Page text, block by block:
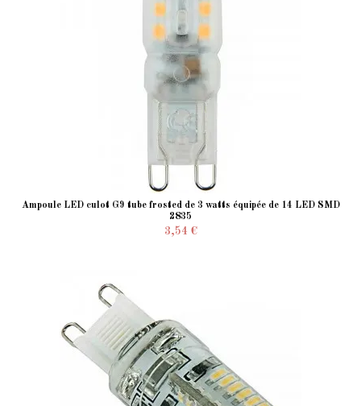
Ampoule LED culot G9 tube frosted de 3 watts équipée de 14 LED SMD
2835
3,54 €